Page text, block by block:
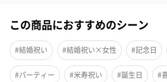
活している人も利用しやすいコースを選
本各地のさまざまな施設で利用すること
安心ですし、貰った人も利用しやすいで
この商品におすすめのシーン
#結婚祝い #結婚祝い×女性 #記念日
#パーティー #米寿祝い #誕生日 #